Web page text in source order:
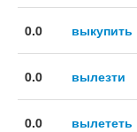
0.0 выкупить
0.0 вылезти
0.0 вылететь